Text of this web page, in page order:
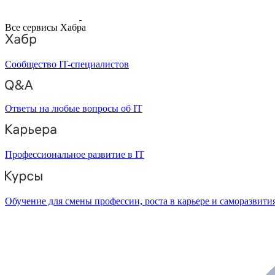
Все сервисы Хабра
Сообщество IT-специалистов
Ответы на любые вопросы об IT
Профессиональное развитие в IT
Обучение для смены профессии, роста в карьере и